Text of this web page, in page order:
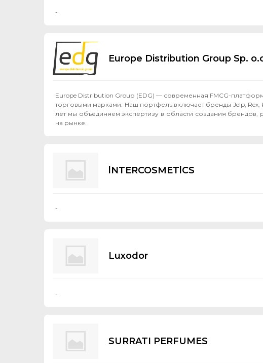
-
Europe Distribution Group Sp.
Europe Distribution Group (EDG) — современная FMCG-
торговыми марками. Наш портфель включает бренды Jelp, Rex,
лет мы объединяем экспертизу в области создания
на рынке.
lNTERCOSMETlCS
-
Luхоdоr
-
SURRATI PERFUMES